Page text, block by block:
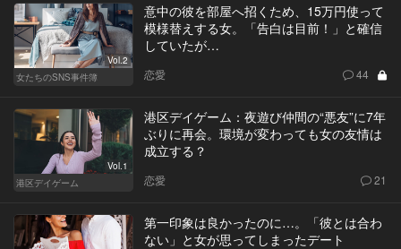
Vol.2
女たちのSNS事件簿
意中の彼を部屋へ招くため、15万円使って
模様替えする女。「告白は目前！」と確信
していたが…
恋愛 44
Vol.1
港区デイゲーム
港区デイゲーム：夜遊び仲間の“悪友”に7年
ぶりに再会。環境が変わっても女の友情は
成立する？
恋愛 21
第一印象は良かったのに…。「彼とは合わ
ない」と女が思ってしまったデート